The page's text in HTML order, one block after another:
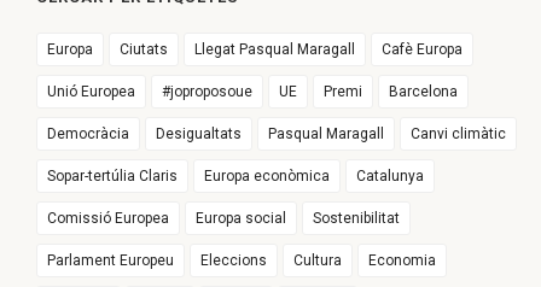
Europa Ciutats Llegat Pasqual Maragall Cafè Europa
Unió Europea #joproposoue UE Premi Barcelona
Democràcia Desigualtats Pasqual Maragall Canvi climàtic
Sopar-tertúlia Claris Europa econòmica Catalunya
Comissió Europea Europa social Sostenibilitat
Parlament Europeu Eleccions Cultura Economia